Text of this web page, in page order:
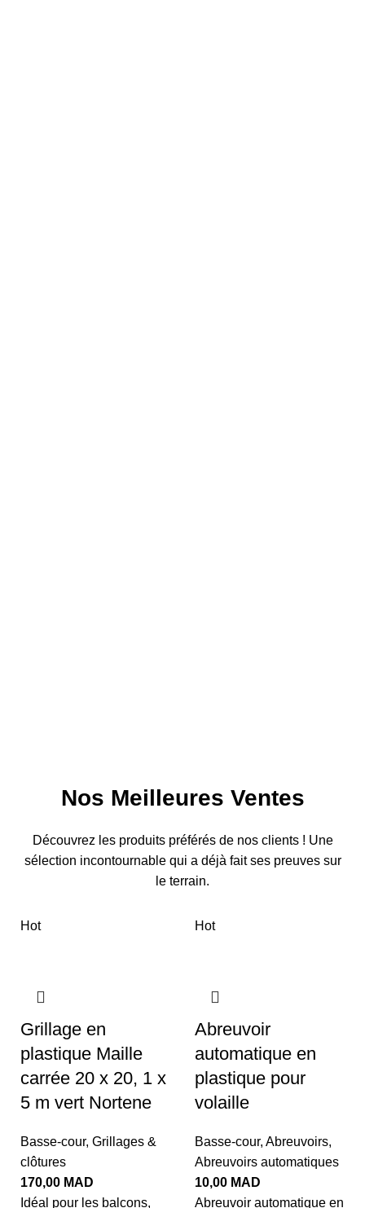
Nos Meilleures Ventes
Découvrez les produits préférés de nos clients ! Une
sélection incontournable qui a déjà fait ses preuves sur
le terrain.
Hot
Grillage en
plastique Maille
carrée 20 x 20, 1 x
5 m vert Nortene
Basse-cour, Grillages &
clôtures
170,00 MAD
Idéal pour les balcons,
Hot
Abreuvoir
automatique en
plastique pour
volaille
Basse-cour, Abreuvoirs,
Abreuvoirs automatiques
10,00 MAD
Abreuvoir automatique en